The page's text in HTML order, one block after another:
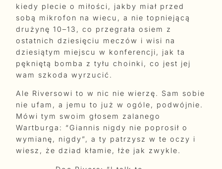
kiedy plecie o miłości, jakby miał przed
sobą mikrofon na wiecu, a nie topniejącą
drużynę 10–13, co przegrała osiem z
ostatnich dziesięciu meczów i wisi na
dziesiątym miejscu w konferencji, jak ta
pękniętą bomba z tyłu choinki, co jest jej
wam szkoda wyrzucić.
Ale Riversowi to w nic nie wierzę. Sam sobie
nie ufam, a jemu to już w ogóle, podwójnie.
Mówi tym swoim głosem zalanego
Wartburga: “Giannis nigdy nie poprosił o
wymianę, nigdy”, a ty patrzysz w te oczy i
wiesz, że dziad kłamie, łże jak zwykle.